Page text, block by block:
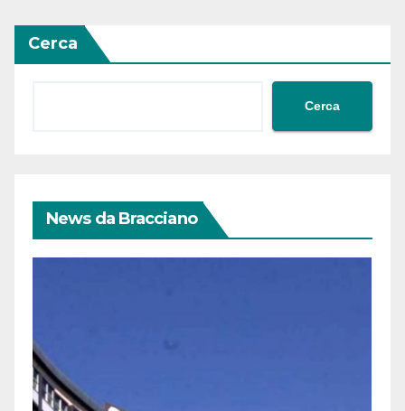
Cerca
Cerca
News da Bracciano